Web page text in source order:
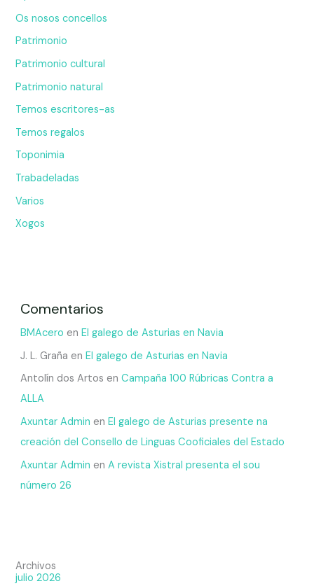
Os nosos concellos
Patrimonio
Patrimonio cultural
Patrimonio natural
Temos escritores-as
Temos regalos
Toponimia
Trabadeladas
Varios
Xogos
Comentarios
BMAcero en El galego de Asturias en Navia
J. L. Graña en El galego de Asturias en Navia
Antolín dos Artos en Campaña 100 Rúbricas Contra a
ALLA
Axuntar Admin en El galego de Asturias presente na
creación del Consello de Linguas Cooficiales del Estado
Axuntar Admin en A revista Xistral presenta el sou
número 26
Archivos
julio 2026